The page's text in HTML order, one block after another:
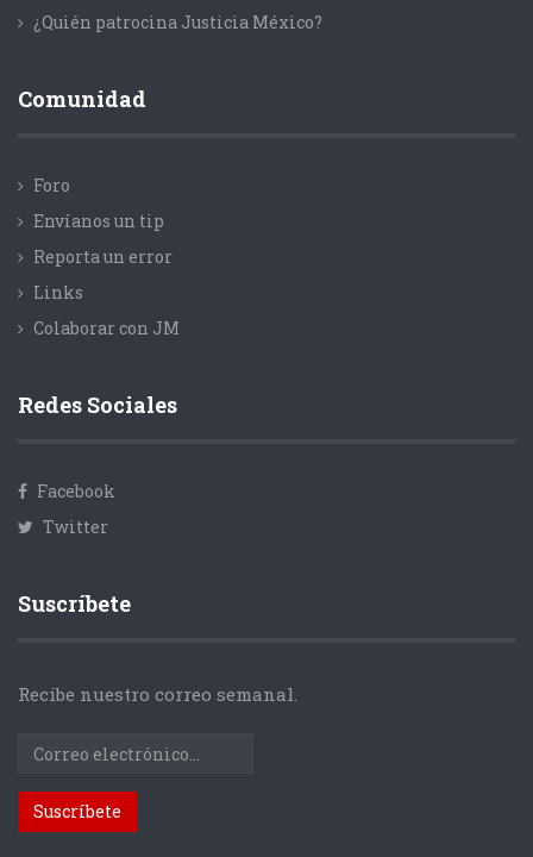
¿Quién patrocina Justicia México?
Comunidad
Foro
Envíanos un tip
Reporta un error
Links
Colaborar con JM
Redes Sociales
Facebook
Twitter
Suscríbete
Recibe nuestro correo semanal.